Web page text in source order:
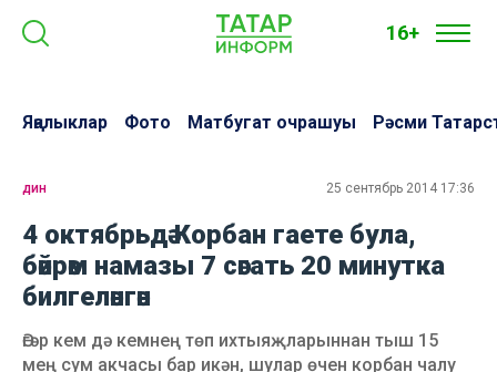
16+
Яңалыклар Фото Матбугат очрашуы Рәсми
дин 25 сентябрь 2014 17:36
4 октябрьдә Корбан гаете була,
бәйрәм намазы 7 сәгать 20 минутка
билгеләнгән
Әгәр кем дә кемнең төп ихтыяҗларыннан тыш 15
мең сум акчасы бар икән, шулар өчен корбан чалу